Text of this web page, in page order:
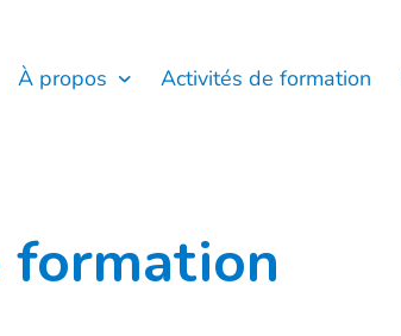
À propos Activités de formation
formation